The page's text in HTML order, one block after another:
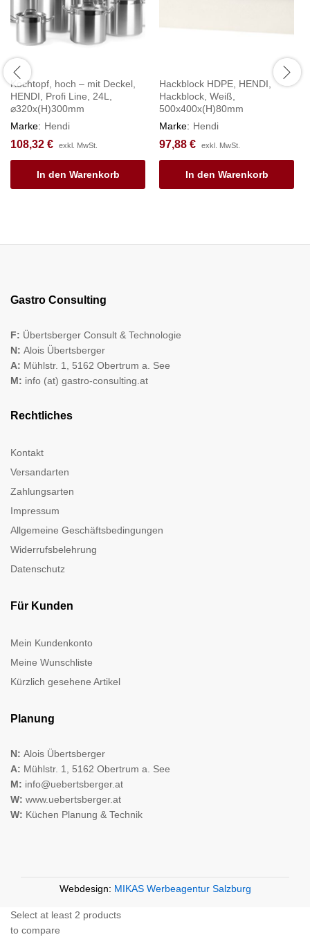
Kochtopf, hoch – mit Deckel,
HENDI, Profi Line, 24L,
⌀320x(H)300mm
Marke: Hendi
108,32 € exkl. MwSt.
In den Warenkorb
Hackblock HDPE, HENDI,
Hackblock, Weiß,
500x400x(H)80mm
Marke: Hendi
97,88 € exkl. MwSt.
In den Warenkorb
Gastro Consulting
F: Übertsberger Consult & Technologie
N: Alois Übertsberger
A: Mühlstr. 1, 5162 Obertrum a. See
M: info (at) gastro-consulting.at
Rechtliches
Kontakt
Versandarten
Zahlungsarten
Impressum
Allgemeine Geschäftsbedingungen
Widerrufsbelehrung
Datenschutz
Für Kunden
Mein Kundenkonto
Meine Wunschliste
Kürzlich gesehene Artikel
Planung
N: Alois Übertsberger
A: Mühlstr. 1, 5162 Obertrum a. See
M: info@uebertsberger.at
W: www.uebertsberger.at
W: Küchen Planung & Technik
Webdesign: MIKAS Werbeagentur Salzburg
Select at least 2 products
to compare